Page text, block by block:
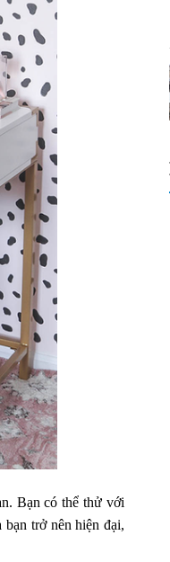
Bạn có thể thử với
trở nên hiện đại,